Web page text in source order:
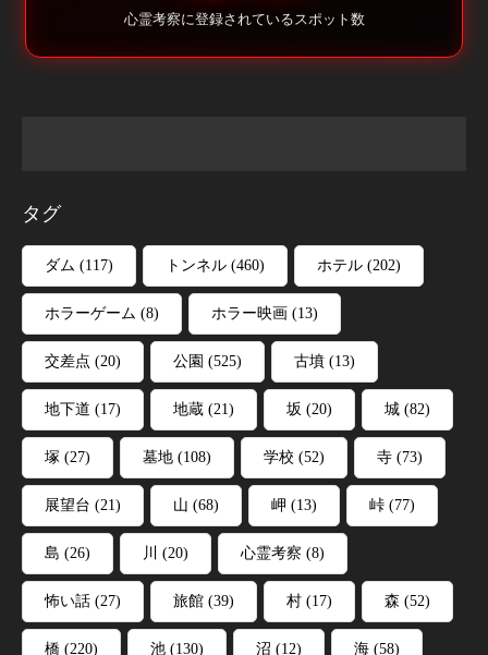
心霊考察に登録されているスポット数
タグ
ダム (117) トンネル (460) ホテル (202)
ホラーゲーム (8) ホラー映画 (13)
交差点 (20) 公園 (525) 古墳 (13)
地下道 (17) 地蔵 (21) 坂 (20) 城 (82)
塚 (27) 墓地 (108) 学校 (52) 寺 (73)
展望台 (21) 山 (68) 岬 (13) 峠 (77)
島 (26) 川 (20) 心霊考察 (8)
怖い話 (27) 旅館 (39) 村 (17) 森 (52)
橋 (220) 池 (130) 沼 (12) 海 (58)